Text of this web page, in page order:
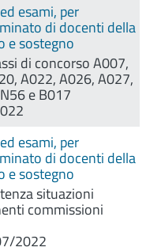
esami, per
di docenti della
e sostegno
di concorso A007,
A022, A026, A027,
e B017
esami, per
di docenti della
e sostegno
situazioni
commissioni
2022